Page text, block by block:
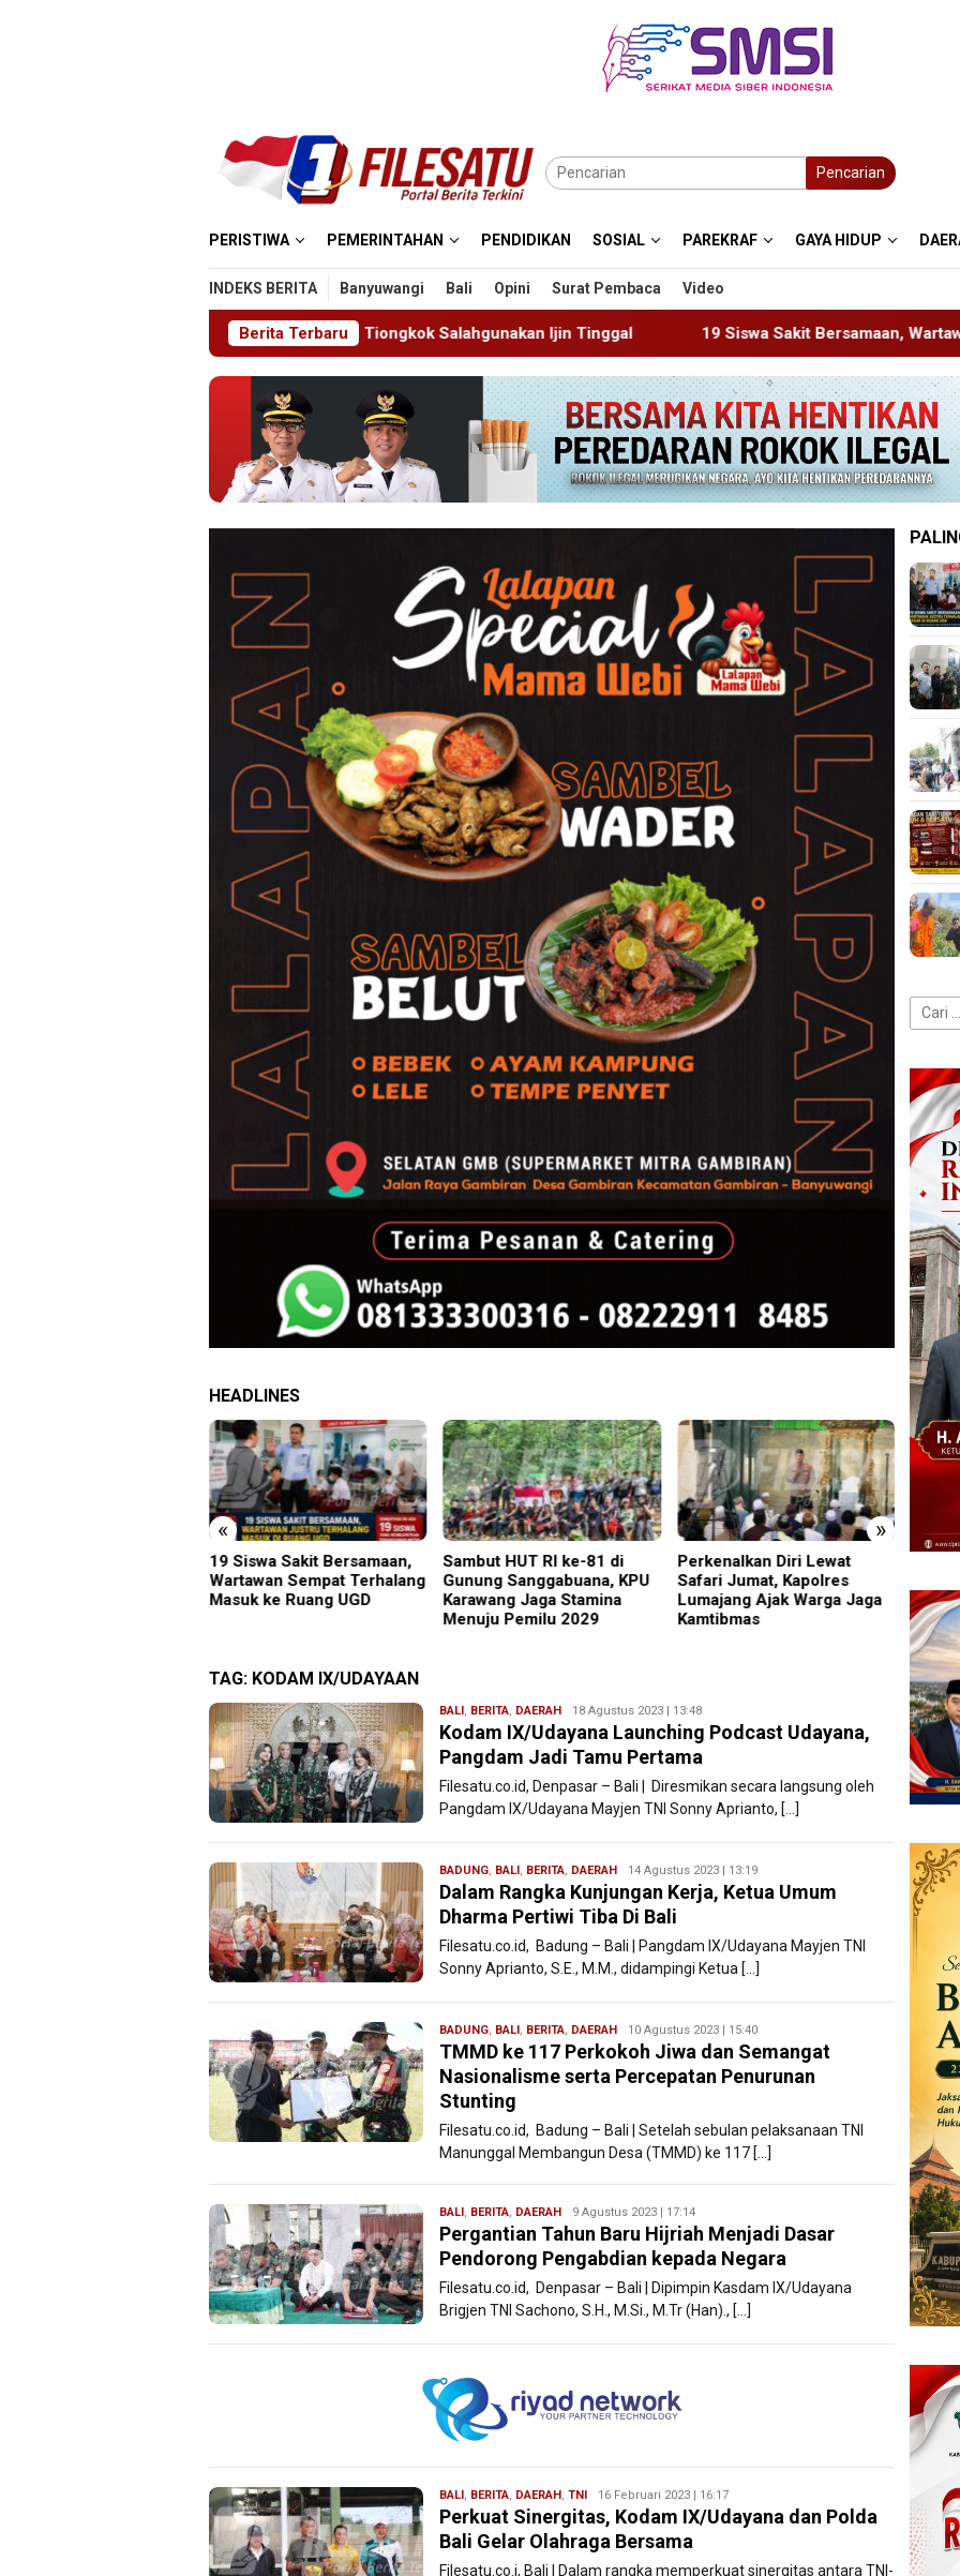
Pencarian
PERISTIWA PEMERINTAHAN PENDIDIKAN SOSIAL PAREKRAF GAYA HIDUP
INDEKS BERITA Banyuwangi Bali Opini Surat Pembaca Video
Berita Terbaru
Deportasi Satu WN Tiongkok Salahgunakan Ijin Tinggal 19 Siswa Sakit Bersamaan, Wartawan Sempat Terhalang
HEADLINES
« »
Sambut HUT RI ke-81 di
Gunung Sanggabuana, KPU
Karawang Jaga Stamina
Perkenalkan Diri Lewat
Safari Jumat, Kapolres
Lumajang Ajak Warga Jaga
Kamtibmas
Pelapor Datangi Dua
Lembaga, Pemeriksaan
Laporan Masih Berproses
TAG: KODAM IX/UDAYAAN
BALI , BERITA, DAERAH
Redaksi
Filesatu
18 Agustus 2023 | 13:48
Kodam IX/Udayana Launching Podcast Udayana,
Pangdam Jadi Tamu Pertama
Filesatu.co.id, Denpasar – Bali | Diresmikan secara langsung oleh
Pangdam IX/Udayana Mayjen TNI Sonny Aprianto, […]
BADUNG, BALI , BERITA, DAERAH
Redaksi
Filesatu
14 Agustus 2023 | 13:19
Dalam Rangka Kunjungan Kerja, Ketua Umum
Dharma Pertiwi Tiba Di Bali
Filesatu.co.id, Badung – Bali | Pangdam IX/Udayana Mayjen TNI
Sonny Aprianto, S.E., M.M., didampingi Ketua […]
BADUNG, BALI , BERITA, DAERAH
Redaksi
Filesatu
10 Agustus 2023 | 15:40
TMMD ke 117 Perkokoh Jiwa dan Semangat
Nasionalisme serta Percepatan Penurunan
Stunting
Filesatu.co.id, Badung – Bali | Setelah sebulan pelaksanaan TNI
Manunggal Membangun Desa (TMMD) ke 117 […]
BALI , BERITA, DAERAH
Redaksi
Filesatu
9 Agustus 2023 | 17:14
Pergantian Tahun Baru Hijriah Menjadi Dasar
Pendorong Pengabdian kepada Negara
Filesatu.co.id, Denpasar – Bali | Dipimpin Kasdam IX/Udayana
Brigjen TNI Sachono, S.H., M.Si., M.Tr (Han)., […]
BALI , BERITA, DAERAH , TNI
Redaksi
Filesatu
16 Februari 2023 | 16:17
Perkuat Sinergitas, Kodam IX/Udayana dan Polda
Bali Gelar Olahraga Bersama
Filesatu.co.i, Bali | Dalam rangka memperkuat sinergitas antara TNI-
Cari
untuk: